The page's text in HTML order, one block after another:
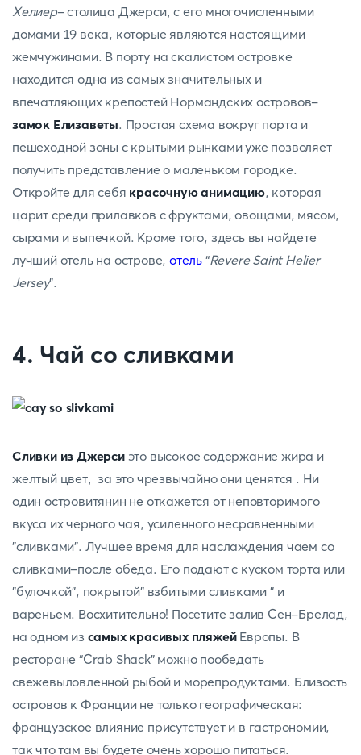
Хелиер- столица Джерси, с его многочисленными
домами 19 века, которые являются настоящими
жемчужинами. В порту на скалистом островке
находится одна из самых значительных и
впечатляющих крепостей Нормандских островов-
замок Елизаветы. Простая схема вокруг порта и
пешеходной зоны с крытыми рынками уже позволяет
получить представление о маленьком городке.
Откройте для себя красочную анимацию, которая
царит среди прилавков с фруктами, овощами, мясом,
сырами и выпечкой. Кроме того, здесь вы найдете
лучший отель на острове,отель “Revere Saint Helier
Jersey”.
4. Чай со сливками
Сливки из Джерсиэто высокое содержание жира и
желтый цвет, за это чрезвычайно они ценятся . Ни
один островитянин не откажется от неповторимого
вкуса их черного чая, усиленного несравненными
"сливками". Лучшее время для наслаждения чаем со
сливками-после обеда. Его подают с куском торта или
"булочкой", покрытой" взбитыми сливками " и
вареньем. Восхитительно! Посетите залив Сен-Брелад,
на одном из самых красивых пляжейЕвропы. В
ресторане “Crab Shack” можно пообедать
свежевыловленной рыбой и морепродуктами. Близость
островов к Франции не только географическая:
французское влияние присутствует и в гастрономии,
так что там вы будете очень хорошо питаться.